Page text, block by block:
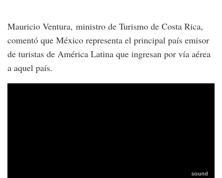
Mauricio Ventura, ministro de Turismo de Costa Rica,
comentó que México representa el principal país emisor
de turistas de América Latina que ingresan por vía aérea
a aquel país.